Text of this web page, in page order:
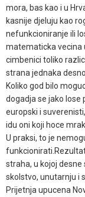
mora, bas kao i u
kasnije djeluju kao
nefunkcioniranje ili
matematicka vecina
cimbenici toliko
strana jednaka
Koliko god bilo
dogadja se jako lose
europski i
idu oni koji hoce
U praksi, to je
straha, u kojoj
skolstvo, unutarnju i
Prijetnja upucena